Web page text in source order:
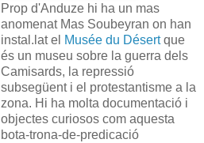
Prop d'Anduze hi ha un mas
anomenat Mas Soubeyran on han
instal.lat el Musée du Désertque
és un museu sobre la guerra dels
Camisards, la repressió
subsegüent i el protestantisme a la
zona. Hi ha molta documentació i
objectes curiosos com aquesta
bota-trona-de-predicació